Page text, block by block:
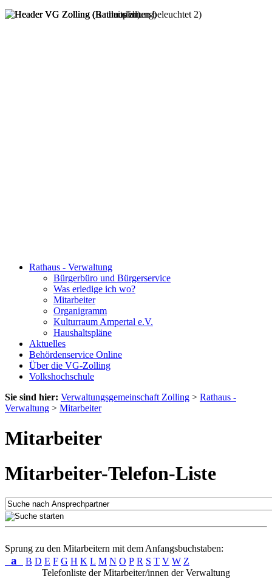
Rathaus - Verwaltung
Bürgerbüro und Bürgerservice
Was erledige ich wo?
Mitarbeiter
Organigramm
Kulturraum Ampertal e.V.
Haushaltspläne
Aktuelles
Behördenservice Online
Über die VG-Zolling
Volkshochschule
Sie sind hier: Verwaltungsgemeinschaft Zolling > Rathaus -
Verwaltung > Mitarbeiter
Mitarbeiter
Mitarbeiter-Telefon-Liste
Sprung zu den Mitarbeitern mit dem Anfangsbuchstaben:
a B D E F G H K L M N O P R S T V W Z
Telefonliste der Mitarbeiter/innen der Verwaltung